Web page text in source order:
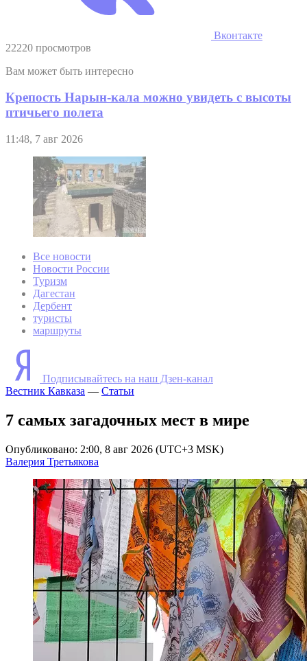
Вконтакте
22220 просмотров
Вам может быть интересно
Крепость Нарын-кала можно увидеть с высоты
птичьего полета
11:48, 7 авг 2026
Все новости
Новости России
Туризм
Дагестан
Дербент
туристы
маршруты
Подписывайтесь на наш Дзен-канал
Вестник Кавказа — Статьи
7 самых загадочных мест в мире
Опубликовано: 2:00, 8 авг 2026 (UTC+3 MSK)
Валерия Третьякова